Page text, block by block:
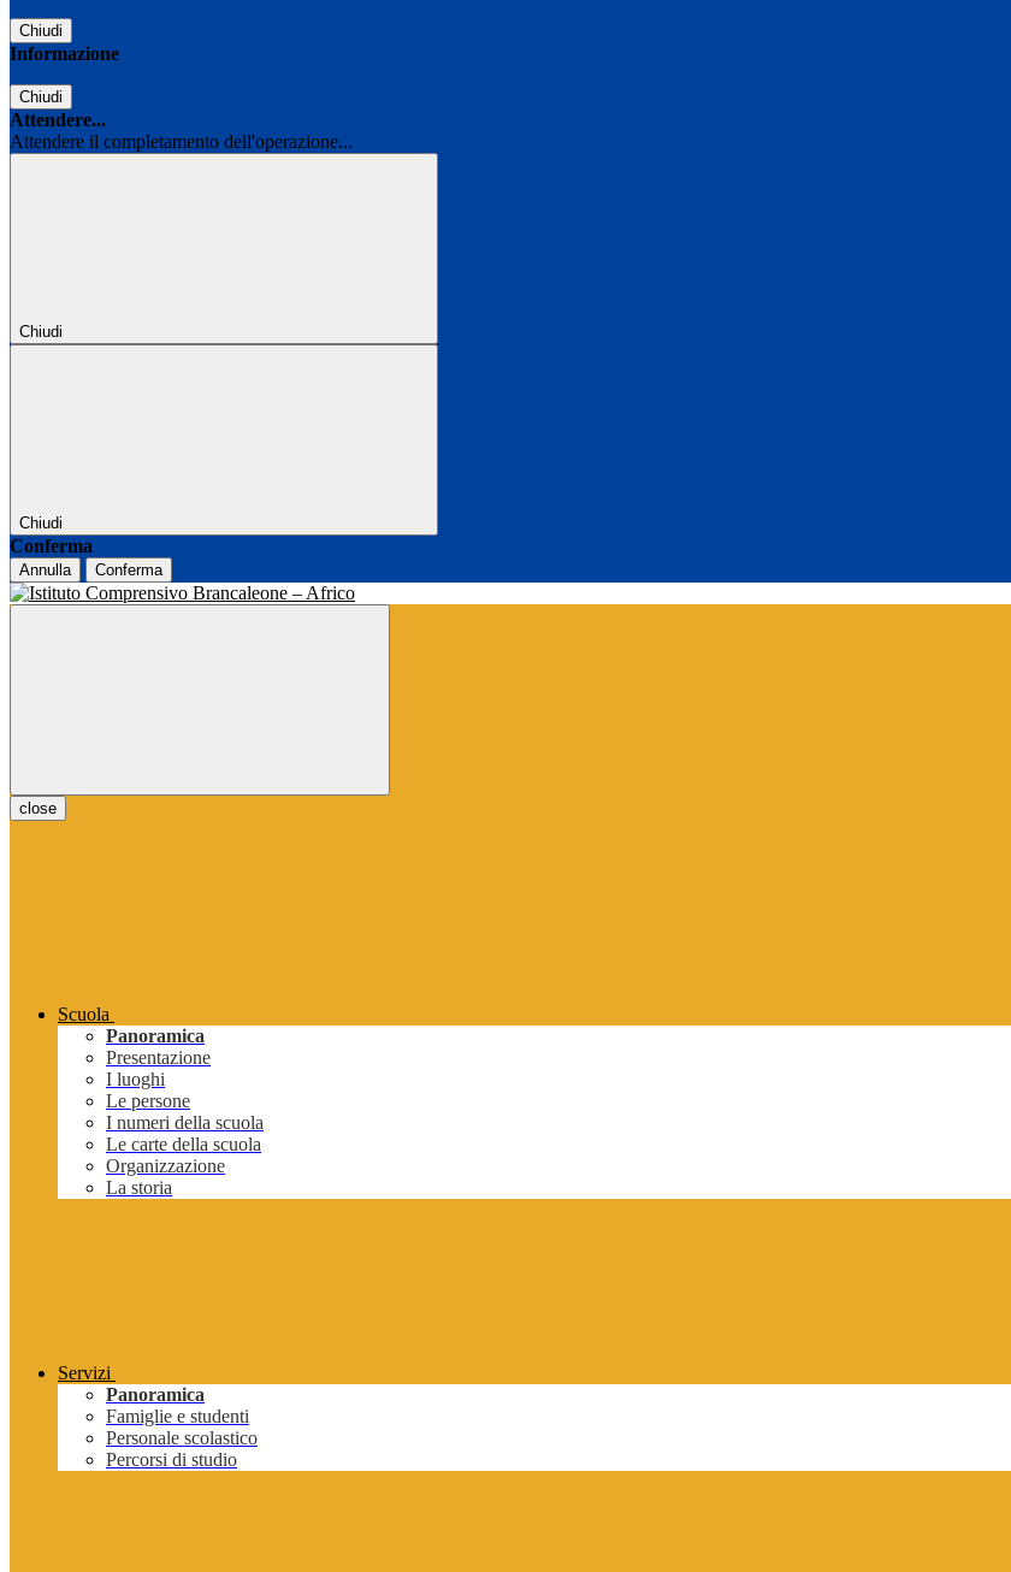
Chiudi
Informazione
Chiudi
Attendere...
Attendere il completamento dell'operazione...
Chiudi
Chiudi
Conferma
Annulla Conferma
close
Scuola
Panoramica
Presentazione
I luoghi
Le persone
I numeri della scuola
Le carte della scuola
Organizzazione
La storia
Servizi
Panoramica
Famiglie e studenti
Personale scolastico
Percorsi di studio